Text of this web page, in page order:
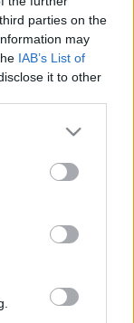
parties on the
may
IAB’s List of
it to other
more Google
may click to
party tags to
below Google
be - sok
irányába
mint